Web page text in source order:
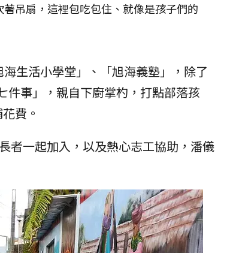
吊扇，這裡包吃包住、就像是孩子們的
生活小學堂」、「旭海義塾」，除了
件事」，親自下廚掌杓，打點部落孩
費。
者一起加入，以及熱心志工協助，潘儀